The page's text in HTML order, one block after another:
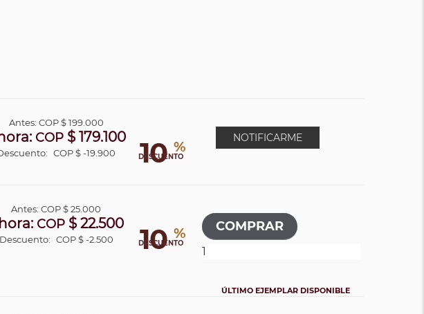
10 %
DESCUENTO
Antes: COP$ 199.000
COP$ 179.100
COP $ -19.900
NOTIFICARME
10 %
DESCUENTO
Antes:COP$ 25.000
COP $ 22.500
Descuento: COP $ -2.500
ÚLTIMO EJEMPLAR DISPONIBLE